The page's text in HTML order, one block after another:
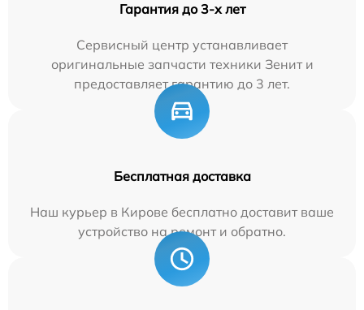
Гарантия до 3-х лет
Сервисный центр устанавливает
оригинальные запчасти техники Зенит и
предоставляет гарантию до 3 лет.
Бесплатная доставка
Наш курьер в Кирове бесплатно доставит ваше
устройство на ремонт и обратно.